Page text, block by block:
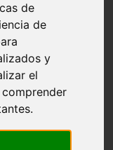
de
de
y
el
asado en el